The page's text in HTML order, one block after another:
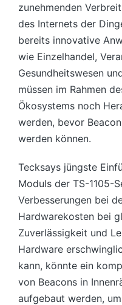
zunehmenden
des Internets der
bereits innovative
wie Einzelhandel,
Gesundheitswesen
müssen im Rahmen
Ökosystems noch
werden, bevor
werden können.
Tecksays jüngste
Moduls der TS-1105-
Verbesserungen bei
Hardwarekosten bei
Zuverlässigkeit und
Hardware
kann, könnte ein
von Beacons in
aufgebaut werden,